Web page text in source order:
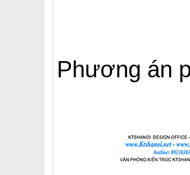
Phương án